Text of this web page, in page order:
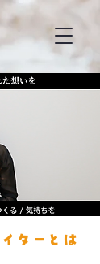
ターとは